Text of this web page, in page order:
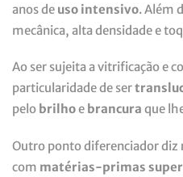
anos de uso intensivo. Além
mecânica, alta densidade e
Ao ser sujeita a vitrificação e
particularidade de ser
pelo brilhoe brancura que
Outro ponto diferenciador diz
com matérias-primas